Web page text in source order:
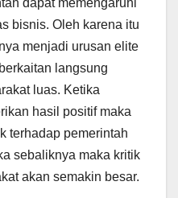
bisnis. Oleh karena itu
menjadi urusan elite
langsung
luas. Ketika
hasil positif maka
terhadap pemerintah
sebaliknya maka kritik
akan semakin besar.